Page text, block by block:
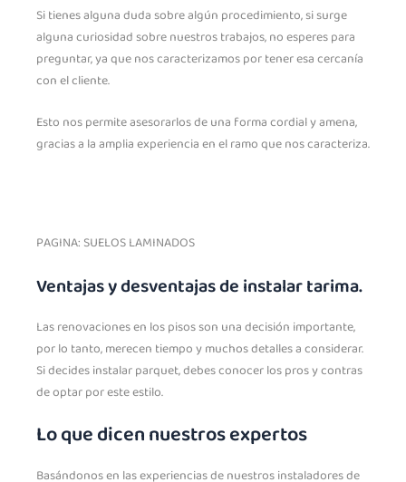
Si tienes alguna duda sobre algún procedimiento, si surge
alguna curiosidad sobre nuestros trabajos, no esperes para
preguntar, ya que nos caracterizamos por tener esa cercanía
con el cliente.
Esto nos permite asesorarlos de una forma cordial y amena,
gracias a la amplia experiencia en el ramo que nos caracteriza.
PAGINA: SUELOS LAMINADOS
Ventajas y desventajas de instalar tarima.
Las renovaciones en los pisos son una decisión importante,
por lo tanto, merecen tiempo y muchos detalles a considerar.
Si decides instalar parquet, debes conocer los pros y contras
de optar por este estilo.
Lo que dicen nuestros expertos
Basándonos en las experiencias de nuestros instaladores de